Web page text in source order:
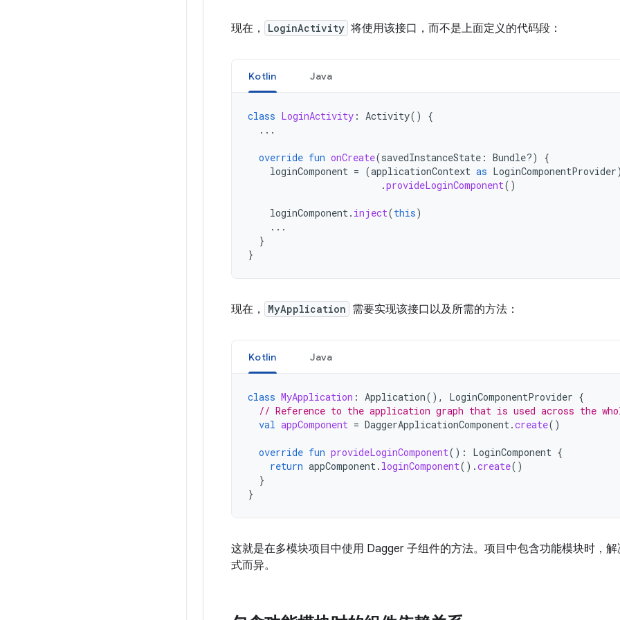
现在， LoginActivity 将使用该接口，而不是上面定义的代码段：
Kotlin Java
class LoginActivity : Activity()
{
...
override fun onCreate(savedInstanceState : Bundle?)
{
loginComponent = (applicationContext as LoginComponentProvider
.provideLoginComponent()
loginComponent. inject(this)
...
}
}
现在， MyApplication 需要实现该接口以及所需的方法：
Kotlin Java
class MyApplication : Application(), LoginComponentProvider {
// Reference to the application graph that is used across the
val appComponent = DaggerApplicationComponent.create()
override fun provideLoginComponent(): LoginComponent {
return appComponent. loginComponent().create()
}
}
这就是在多模块项目中使用 Dagger 子组件的方法。项目中包含功能模块时，
式而异。